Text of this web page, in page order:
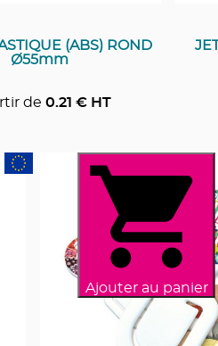
(ABS) ROND
Ø55mm
de 0.21 € HT
Ajouter au panier